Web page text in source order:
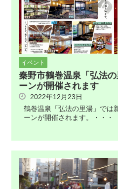
イベント
秦野市鶴巻温泉「弘法
ーンが開催されます
2022年12月23日
鶴巻温泉「弘法の里湯」では
ーンが開催されます。・・・